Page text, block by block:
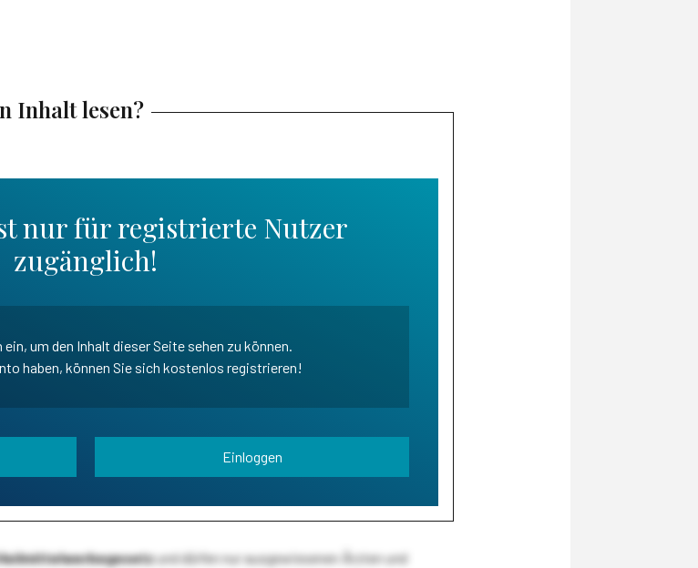
Inhalt lesen?
nur für registrierte Nutzer
zugänglich!
um den Inhalt dieser Seite sehen zu können.
haben, können Sie sich kostenlos registrieren!
Einloggen
und dürfen nur ausgewiesenen Ärzten und